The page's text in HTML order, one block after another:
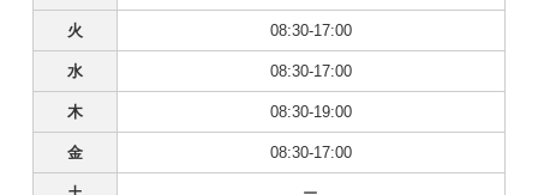
火 08:30-17:00
水 08:30-17:00
木 08:30-19:00
金 08:30-17:00